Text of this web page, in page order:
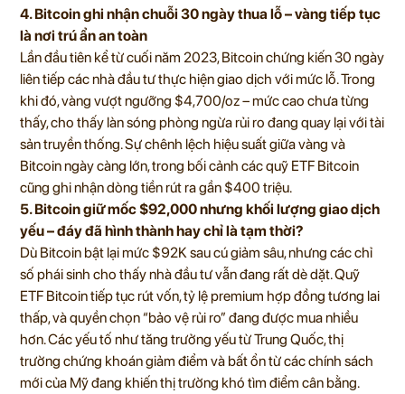
4. Bitcoin ghi nhận chuỗi 30 ngày thua lỗ – vàng tiếp tục
là nơi trú ẩn an toàn
Lần đầu tiên kể từ cuối năm 2023, Bitcoin chứng kiến 30 ngày
liên tiếp các nhà đầu tư thực hiện giao dịch với mức lỗ. Trong
khi đó, vàng vượt ngưỡng $4,700/oz – mức cao chưa từng
thấy, cho thấy làn sóng phòng ngừa rủi ro đang quay lại với tài
sản truyền thống. Sự chênh lệch hiệu suất giữa vàng và
Bitcoin ngày càng lớn, trong bối cảnh các quỹ ETF Bitcoin
cũng ghi nhận dòng tiền rút ra gần $400 triệu.
5. Bitcoin giữ mốc $92,000 nhưng khối lượng giao dịch
yếu – đáy đã hình thành hay chỉ là tạm thời?
Dù Bitcoin bật lại mức $92K sau cú giảm sâu, nhưng các chỉ
số phái sinh cho thấy nhà đầu tư vẫn đang rất dè dặt. Quỹ
ETF Bitcoin tiếp tục rút vốn, tỷ lệ premium hợp đồng tương lai
thấp, và quyền chọn “bảo vệ rủi ro” đang được mua nhiều
hơn. Các yếu tố như tăng trưởng yếu từ Trung Quốc, thị
trường chứng khoán giảm điểm và bất ổn từ các chính sách
mới của Mỹ đang khiến thị trường khó tìm điểm cân bằng.